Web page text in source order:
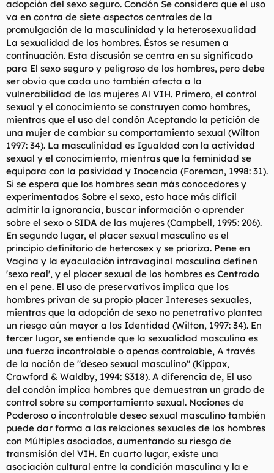
adopción del sexo seguro. Condón Se considera que el uso
va en contra de siete aspectos centrales de la
promulgación de la masculinidad y la heterosexualidad
La sexualidad de los hombres. Éstos se resumen a
continuación. Esta discusión se centra en su significado
para El sexo seguro y peligroso de los hombres, pero debe
ser obvio que cada uno también afecta a la
vulnerabilidad de las mujeres Al VIH. Primero, el control
sexual y el conocimiento se construyen como hombres,
mientras que el uso del condón Aceptando la petición de
una mujer de cambiar su comportamiento sexual (Wilton
1997: 34). La masculinidad es Igualdad con la actividad
sexual y el conocimiento, mientras que la feminidad se
equipara con la pasividad y Inocencia (Foreman, 1998: 31).
Si se espera que los hombres sean más conocedores y
experimentados Sobre el sexo, esto hace más difícil
admitir la ignorancia, buscar información o aprender
sobre el sexo o SIDA de las mujeres (Campbell, 1995: 206).
En segundo lugar, el placer sexual masculino es el
principio definitorio de heterosex y se prioriza. Pene en
Vagina y la eyaculación intravaginal masculina definen
'sexo real', y el placer sexual de los hombres es Centrado
en el pene. El uso de preservativos implica que los
hombres privan de su propio placer Intereses sexuales,
mientras que la adopción de sexo no penetrativo plantea
un riesgo aún mayor a los Identidad (Wilton, 1997: 34). En
tercer lugar, se entiende que la sexualidad masculina es
una fuerza incontrolable o apenas controlable, A través
de la noción de "deseo sexual masculino" (Kippax,
Crawford & Waldby, 1994: S318). A diferencia de, El uso
del condón implica hombres que demuestran un grado de
control sobre su comportamiento sexual. Nociones de
Poderoso o incontrolable deseo sexual masculino también
puede dar forma a las relaciones sexuales de los hombres
con Múltiples asociados, aumentando su riesgo de
transmisión del VIH. En cuarto lugar, existe una
asociación cultural entre la condición masculina y la e